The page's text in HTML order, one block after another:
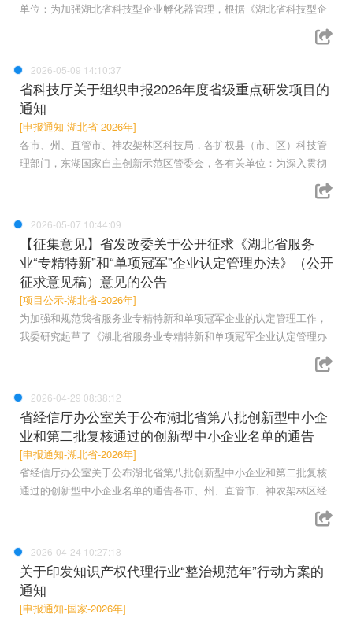
单位：为加强湖北省科技型企业孵化器管理，根据《湖北省科技型企
2026-05-09 14:10:37
省科技厅关于组织申报2026年度省级重点研发项目的
通知
[申报通知-湖北省-2026年]
各市、州、直管市、神农架林区科技局，各扩权县（市、区）科技管
理部门，东湖国家自主创新示范区管委会，各有关单位：为深入贯彻
2026-05-07 10:44:09
【征集意见】省发改委关于公开征求《湖北省服务
业“专精特新”和“单项冠军”企业认定管理办法》（公开
征求意见稿）意见的公告
[项目公示-湖北省-2026年]
为加强和规范我省服务业专精特新和单项冠军企业的认定管理工作，
我委研究起草了《湖北省服务业专精特新和单项冠军企业认定管理办
2026-04-29 08:38:12
省经信厅办公室关于公布湖北省第八批创新型中小企
业和第二批复核通过的创新型中小企业名单的通告
[申报通知-湖北省-2026年]
省经信厅办公室关于公布湖北省第八批创新型中小企业和第二批复核
通过的创新型中小企业名单的通告各市、州、直管市、神农架林区经
2026-04-24 10:27:18
关于印发知识产权代理行业“整治规范年”行动方案的
通知
[申报通知-国家-2026年]